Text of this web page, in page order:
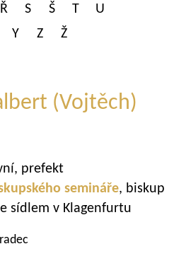
Ř S Š T
U
Y Z Ž
(Vojtěch)
prefekt
semináře, biskup
sídlem v Klagenfurtu